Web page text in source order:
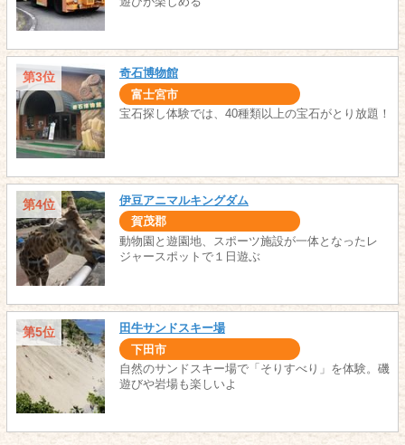
第3位 奇石博物館
富士宮市
宝石探し体験では、40種類以上の宝石がとり放題！
第4位 伊豆アニマルキングダム
賀茂郡
動物園と遊園地、スポーツ施設が一体となったレ
ジャースポットで１日遊ぶ
第5位 田牛サンドスキー場
下田市
自然のサンドスキー場で「そりすべり」を体験。磯
遊びや岩場も楽しいよ